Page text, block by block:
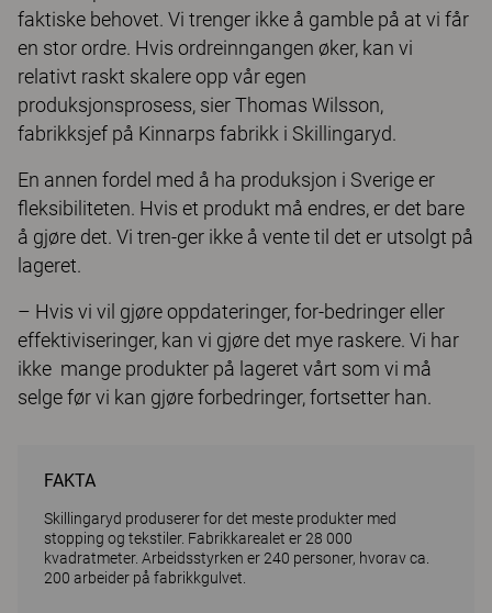
faktiske behovet. Vi trenger ikke å gamble på at vi får
en stor ordre. Hvis ordreinngangen øker, kan vi
relativt raskt skalere opp vår egen
produksjonsprosess, sier Thomas Wilsson,
fabrikksjef på Kinnarps fabrikk i Skillingaryd.
En annen fordel med å ha produksjon i Sverige er
ﬂeksibiliteten. Hvis et produkt må endres, er det bare
å gjøre det. Vi tren-ger ikke å vente til det er utsolgt på
lageret.
– Hvis vi vil gjøre oppdateringer, for-bedringer eller
effektiviseringer, kan vi gjøre det mye raskere. Vi har
ikke mange produkter på lageret vårt som vi må
selge før vi kan gjøre forbedringer, fortsetter han.
FAKTA
Skillingaryd produserer for det meste produkter med
stopping og tekstiler. Fabrikkarealet er 28 000
kvadratmeter. Arbeidsstyrken er 240 personer, hvorav ca.
200 arbeider på fabrikkgulvet.